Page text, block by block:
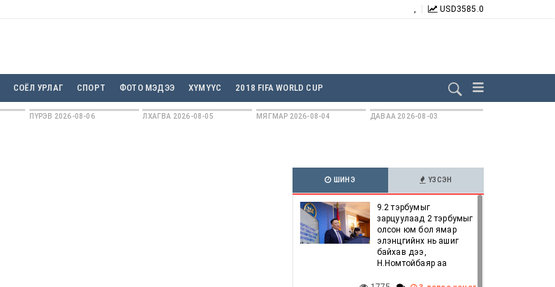
, USD3585.0
СОЁЛ УРЛАГ СПОРТ ФОТО МЭДЭЭ ХҮМҮҮС 2018 FIFA WORLD CUP
ПҮРЭВ 2026-08-06 ЛХАГВА 2026-08-05 МЯГМАР 2026-08-04 ДАВАА 2026-08-03
ШИНЭ ҮЗСЭН
9.2 тэрбумыг
зарцуулаад 2 тэрбумыг
олсон юм бол ямар
элэнцгийнх нь ашиг
байхав дээ,
Н.Номтойбаяр аа